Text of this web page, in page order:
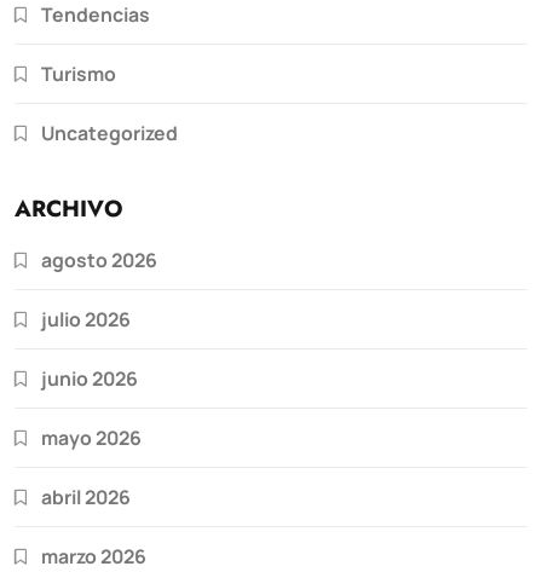
Tendencias
Turismo
Uncategorized
ARCHIVO
agosto 2026
julio 2026
junio 2026
mayo 2026
abril 2026
marzo 2026